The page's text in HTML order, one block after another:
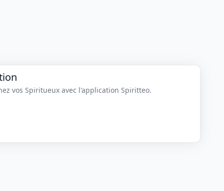
vos Spiritueux avec l'application Spiritteo.